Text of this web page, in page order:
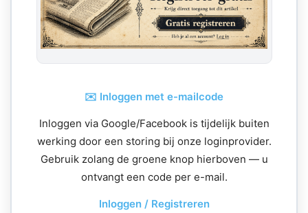
✉️ Inloggen met e-mailcode
Inloggen via Google/Facebook is tijdelijk buiten
werking door een storing bij onze loginprovider.
Gebruik zolang de groene knop hierboven — u
ontvangt een code per e-mail.
Inloggen / Registreren